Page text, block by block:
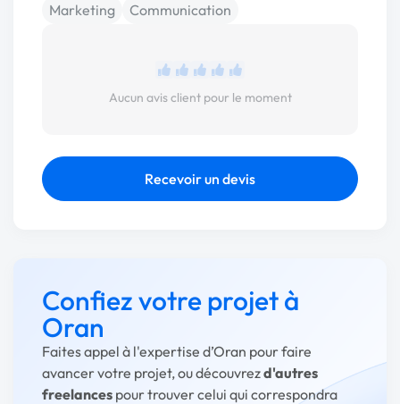
Marketing
Communication
Aucun avis client pour le moment
Recevoir un devis
Confiez votre projet à
Oran
Faites appel à l'expertise d’Oran pour faire
avancer votre projet, ou découvrezd'autres
freelances pour trouver celui qui correspondra